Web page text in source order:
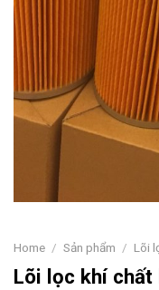
Home / Sản phẩm / Lõi
Lõi lọc khí